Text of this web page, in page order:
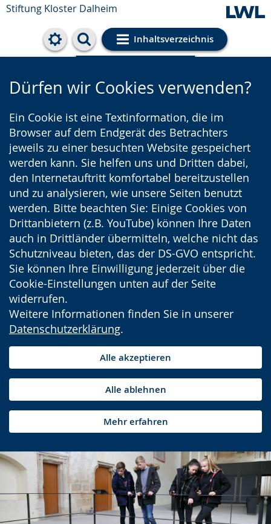
Stiftung Kloster Dalheim
Inhaltsverzeichnis
Cookie-Einstellungen
Dürfen wir Cookies verwenden?
Ein Cookie ist eine Textinformation, die im
Browser auf dem Endgerät des Betrachters
jeweils zu einer besuchten Website gespeichert
werden kann. Sie helfen uns und Dritten dabei,
den Internetauftritt komfortabel bereitzustellen
und zu analysieren, wie unsere Seiten benutzt
werden. Bitte beachten Sie: Einige Cookies von
Drittanbietern (z.B. YouTube) können Ihre Daten
auch in Drittländer übermitteln, welche nicht das
Schutzniveau bieten, das der DS-GVO entspricht.
Sie können Ihre Einwilligung jederzeit über die
Cookie-Einstellungen unten auf der Seite
widerrufen.
Weitere Informationen finden Sie in unserer
Datenschutzerklärung.
Alle akzeptieren
Alle ablehnen
Mehr erfahren